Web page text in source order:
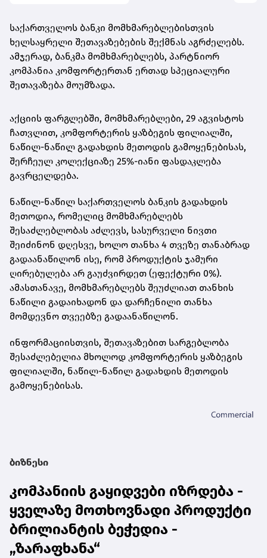
საქართველოს ბანკი მომხმარებლებისთვის
ხელსაყრელი შეთავაზებების შექმნას აგრძელებს.
ამჯერად, ბანკმა მომხმარებლებს, პარტნიორ
კომპანია კომფორტერთან ერთად სპეციალური
შეთავაზება მოუმზადა.
აქციის ფარგლებში, მომხმარებლები, 29 აგვისტოს
ჩათვლით, კომფორტერის ყაზბეგის ფილიალში,
ნაწილ-ნაწილ გადახდის მეთოდის გამოყენებისას,
შერჩეულ კოლექციაზე 25%-იანი ფასდაკლება
გავრცელდება.
ნაწილ-ნაწილ საქართველოს ბანკის გადახდის
მეთოდია, რომელიც მომხმარებლებს
შესაძლებლობას აძლევს, სასურველი ნივთი
შეიძინონ დღესვე, ხოლო თანხა 4 თვეზე თანაბრად
გადაანაწილონ ისე, რომ პროდუქტის ჯამური
ღირებულება არ გაუძვირდეთ (ეფექტური 0%).
ამასთანავე, მომხმარებლებს შეუძლიათ თანხის
ნაწილი გადაიხადონ და დარჩენილი თანხა
მომდევნო თვეებზე გადაანაწილონ.
ინფორმაციისთვის, შეთავაზებით სარგებლობა
შესაძლებელია მხოლოდ კომფორტერის ყაზბეგის
ფილიალში, ნაწილ-ნაწილ გადახდის მეთოდის
გამოყენებისას.
ბიზნესი
კომპანიის გაყიდვები იზრდება -
ყველაზე მოთხოვნადი პროდუქტი
ბრილიანტის ბეჭედია -
„ზარაფხანა“